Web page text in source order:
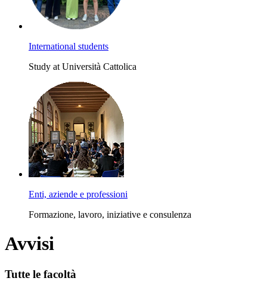
International students
Study at Università Cattolica
Enti, aziende e professioni
Formazione, lavoro, iniziative e consulenza
Avvisi
Tutte le facoltà